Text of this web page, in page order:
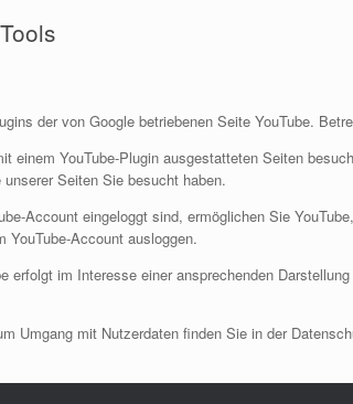
der von Google betriebenen Seite YouTube.
einem YouTube-Plugin ausgestatteten Seiten
Seiten Sie besucht haben.
Account eingeloggt sind, ermöglichen Sie
YouTube-Account ausloggen.
erfolgt im Interesse einer ansprechenden
Umgang mit Nutzerdaten finden Sie in der